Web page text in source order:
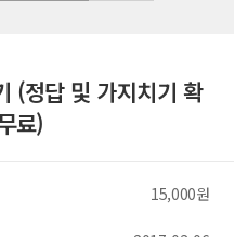
(정답 및 가지치기 확
료)
15,000원